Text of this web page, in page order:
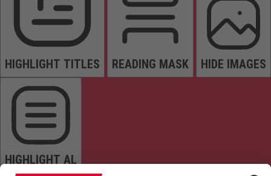
HIGHLIGHT TITLES READING MASK HIDE IMAGES
HIGHLIGHT AL